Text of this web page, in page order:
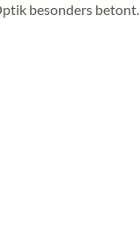
besonders betont.